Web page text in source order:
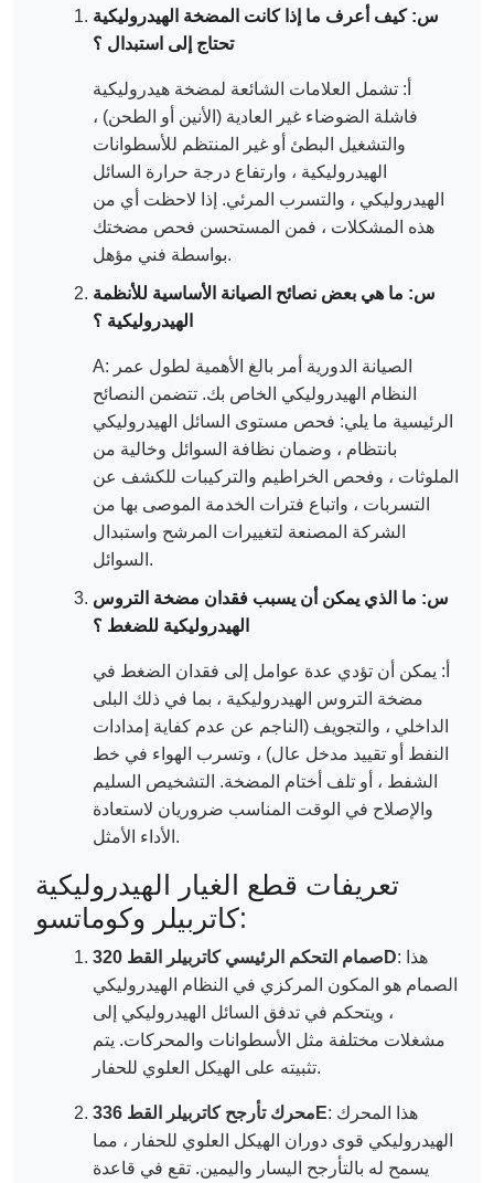
س: كيف أعرف ما إذا كانت المضخة الهيدروليكية
تحتاج إلى استبدال ؟
أ: تشمل العلامات الشائعة لمضخة هيدروليكية
فاشلة الضوضاء غير العادية (الأنين أو الطحن) ،
والتشغيل البطئ أو غير المنتظم للأسطوانات
الهيدروليكية ، وارتفاع درجة حرارة السائل
الهيدروليكي ، والتسرب المرئي. إذا لاحظت أي من
هذه المشكلات ، فمن المستحسن فحص مضختك
بواسطة فني مؤهل.
س: ما هي بعض نصائح الصيانة الأساسية للأنظمة
الهيدروليكية ؟
A: الصيانة الدورية أمر بالغ الأهمية لطول عمر
النظام الهيدروليكي الخاص بك. تتضمن النصائح
الرئيسية ما يلي: فحص مستوى السائل الهيدروليكي
بانتظام ، وضمان نظافة السوائل وخالية من
الملوثات ، وفحص الخراطيم والتركيبات للكشف عن
التسربات ، واتباع فترات الخدمة الموصى بها من
الشركة المصنعة لتغييرات المرشح واستبدال
السوائل.
س: ما الذي يمكن أن يسبب فقدان مضخة التروس
الهيدروليكية للضغط ؟
أ: يمكن أن تؤدي عدة عوامل إلى فقدان الضغط في
مضخة التروس الهيدروليكية ، بما في ذلك البلى
الداخلي ، والتجويف (الناجم عن عدم كفاية إمدادات
النفط أو تقييد مدخل عال) ، وتسرب الهواء في خط
الشفط ، أو تلف أختام المضخة. التشخيص السليم
والإصلاح في الوقت المناسب ضروريان لاستعادة
الأداء الأمثل.
تعريفات قطع الغيار الهيدروليكية
كاتربيلر وكوماتسو:
صمام التحكم الرئيسي كاتربيلر القط 320D: هذا
الصمام هو المكون المركزي في النظام الهيدروليكي
، ويتحكم في تدفق السائل الهيدروليكي إلى
مشغلات مختلفة مثل الأسطوانات والمحركات. يتم
تثبيته على الهيكل العلوي للحفار.
محرك تأرجح كاتربيلر القط 336E: هذا المحرك
الهيدروليكي قوى دوران الهيكل العلوي للحفار ، مما
يسمح له بالتأرجح اليسار واليمين. تقع في قاعدة